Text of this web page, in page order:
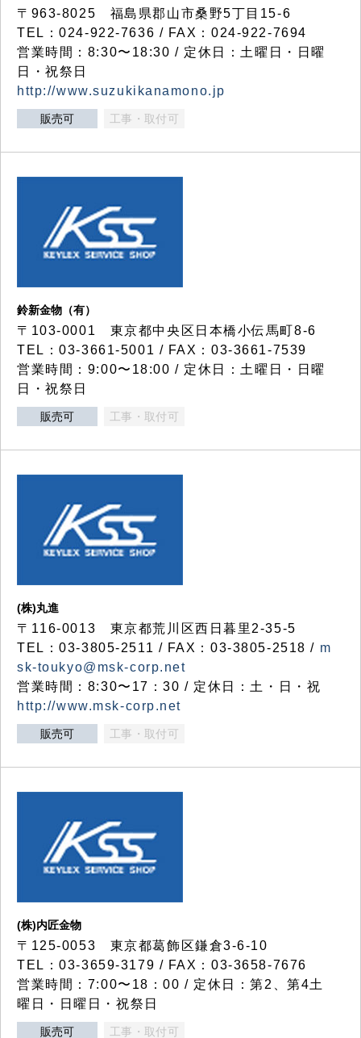
〒963-8025 福島県郡山市桑野5丁目15-6
TEL：024-922-7636 / FAX：024-922-7694
営業時間：8:30〜18:30 / 定休日：土曜日・日曜
日・祝祭日
http://www.suzukikanamono.jp
販売可 工事・取付可
鈴新金物（有）
〒103-0001 東京都中央区日本橋小伝馬町8-6
TEL：03-3661-5001 / FAX：03-3661-7539
営業時間：9:00〜18:00 / 定休日：土曜日・日曜
日・祝祭日
販売可 工事・取付可
(株)丸進
〒116-0013 東京都荒川区西日暮里2-35-5
TEL：03-3805-2511 / FAX：03-3805-2518 / m
sk-toukyo@msk-corp.net
営業時間：8:30〜17：30 / 定休日：土・日・祝
http://www.msk-corp.net
販売可 工事・取付可
(株)内匠金物
〒125-0053 東京都葛飾区鎌倉3-6-10
TEL：03-3659-3179 / FAX：03-3658-7676
営業時間：7:00〜18：00 / 定休日：第2、第4土
曜日・日曜日・祝祭日
販売可 工事・取付可